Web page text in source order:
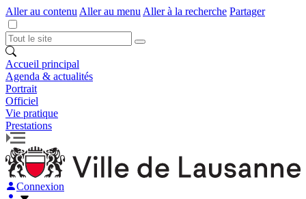
Aller au contenu Aller au menu Aller à la recherche Partager
Accueil principal
Agenda & actualités
Portrait
Officiel
Vie pratique
Prestations
Connexion